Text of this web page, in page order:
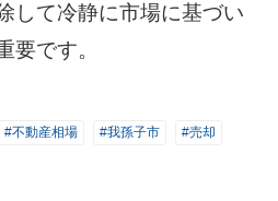
して冷静に市場に基づい
要です。
#不動産相場 #我孫子市 #売却